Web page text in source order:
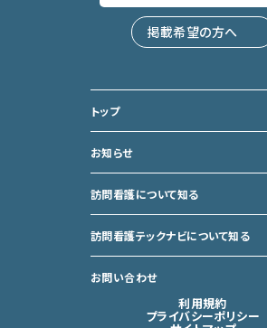
掲載希望の方へ
トップ
お知らせ
訪問看護について知る
訪問看護テックナビについて知る
お問い合わせ
利用規約
プライバシーポリシー